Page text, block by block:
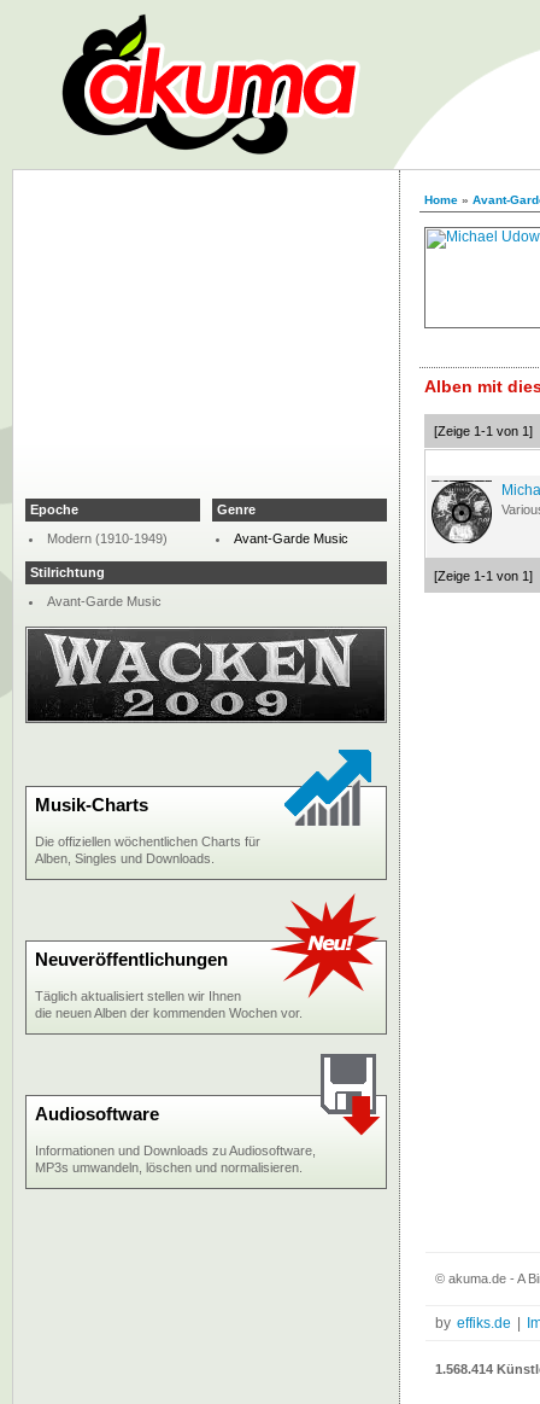
Home » Avant-
Alben mit
[Zeige 1-1 von 1]
[Zeige 1-1 von 1]
Epoche
Modern (1910-1949)
Genre
Avant-Garde Music
Stilrichtung
Avant-Garde Music
Musik-Charts
Die offiziellen wöchentlichen Charts für
Alben, Singles und Downloads.
Neuveröffentlichungen
Täglich aktualisiert stellen wir Ihnen
die neuen Alben der kommenden Wochen vor.
Audiosoftware
Informationen und Downloads zu Audiosoftware,
MP3s umwandeln, löschen und normalisieren.
© akuma.de - A
by effiks.de
1.568.414